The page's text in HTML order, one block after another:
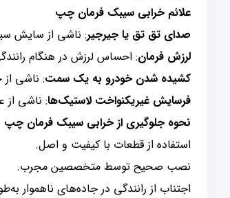
علائم خرابی سیبک فرمان چپ
صدای تق تق یا جیرجیر: ناشی از سایش
لرزش فرمان: احساس لرزش در هنگام
کشیده شدن خودرو به یک سمت: ناشی
فرسایش غیریکنواخت لاستیک‌ها: ناشی از
نحوه جلوگیری از خرابی سیبک فرمان چپ
استفاده از قطعات با کیفیت و اصل.
نصب صحیح توسط متخصصین مجرب.
اجتناب از رانندگی در جاده‌های ناهموار